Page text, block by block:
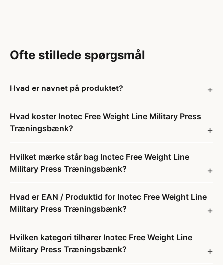
Ofte stillede spørgsmål
Hvad er navnet på produktet?
Hvad koster Inotec Free Weight Line Military Press
Træningsbænk?
Hvilket mærke står bag Inotec Free Weight Line
Military Press Træningsbænk?
Hvad er EAN / Produktid for Inotec Free Weight Line
Military Press Træningsbænk?
Hvilken kategori tilhører Inotec Free Weight Line
Military Press Træningsbænk?